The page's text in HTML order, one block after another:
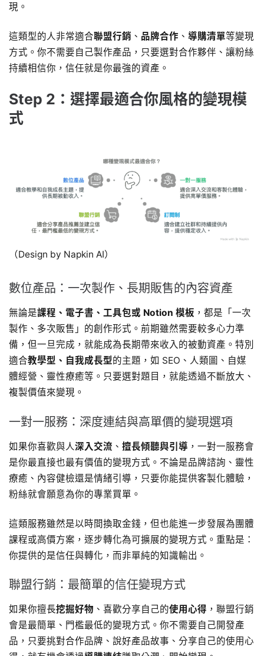
現。
這類型的人非常適合聯盟行銷 、 品牌合作 、 導購清單等變現
方式。你不需要自己製作產品，只要選對合作夥伴、讓粉絲
持續相信你，信任就是你最強的資產。
Step 2：選擇最適合你風格的變現模
式
（Design by Napkin AI）
數位產品：一次製作、長期販售的內容資產
無論是課程、電子書、工具包或 Notion 模板 ，都是「一次
製作、多次販售」的創作形式。前期雖然需要較多心力準
備，但一旦完成，就能成為長期帶來收入的被動資產。特別
適合教學型、自我成長型的主題，如 SEO、人類圖、自媒
體經營、靈性療癒等。只要選對題目，就能透過不斷放大、
複製價值來變現。
一對一服務：深度連結與高單價的變現選項
如果你喜歡與人深入交流 、 擅長傾聽與引導 ，一對一服務會
是你最直接也最有價值的變現方式。不論是品牌諮詢、靈性
療癒、內容健檢還是情緒引導，只要你能提供客製化體驗，
粉絲就會願意為你的專業買單。
這類服務雖然是以時間換取金錢，但也能進一步發展為團體
課程或高價方案，逐步轉化為可擴展的變現方式。重點是：
你提供的是信任與轉化，而非單純的知識輸出。
聯盟行銷：最簡單的信任變現方式
如果你擅長挖掘好物 、喜歡分享自己的使用心得 ，聯盟行銷
會是最簡單、門檻最低的變現方式。你不需要自己開發產
品，只要挑對合作品牌、說好產品故事、分享自己的使用心